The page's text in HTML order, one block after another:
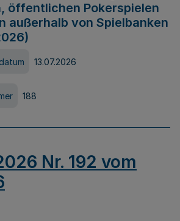
öffentlichen Pokerspielen
außerhalb von Spielbanken
13.07.2026
188
Nr. 192 vom